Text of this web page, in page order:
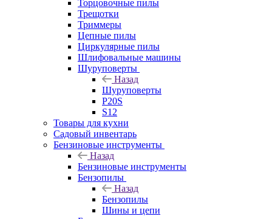
Торцовочные пилы
Трещотки
Триммеры
Цепные пилы
Циркулярные пилы
Шлифовальные машины
Шуруповерты
Назад
Шуруповерты
P20S
S12
Товары для кухни
Садовый инвентарь
Бензиновые инструменты
Назад
Бензиновые инструменты
Бензопилы
Назад
Бензопилы
Шины и цепи